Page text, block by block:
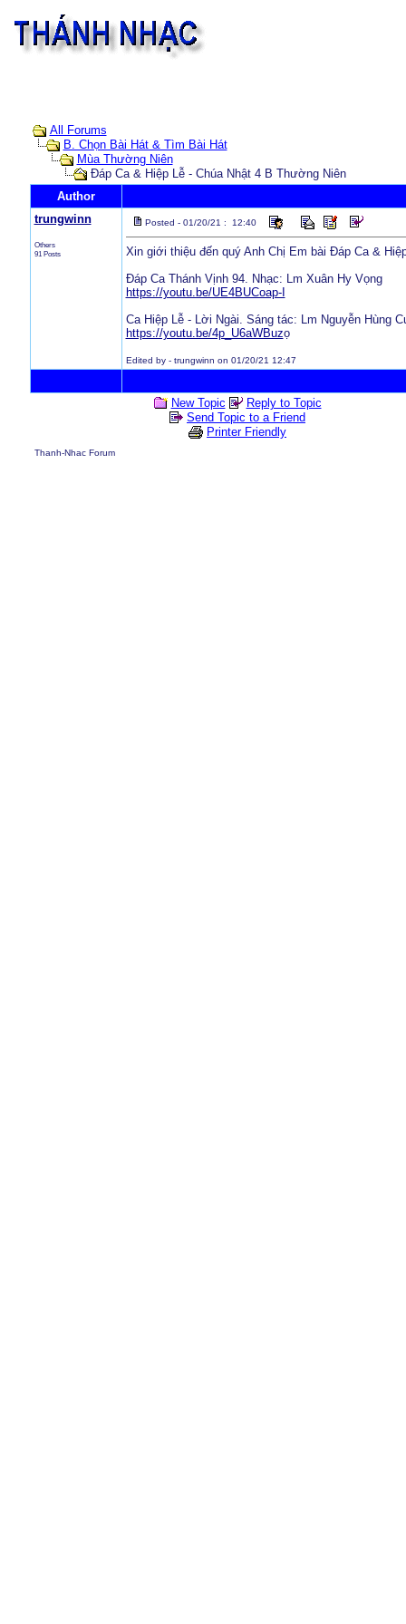
All Forums
B. Chọn Bài Hát & Tìm Bài Hát
Mùa Thường Niên
Đáp Ca & Hiệp Lễ - Chúa Nhật 4 B Thường Niên
Author
trungwinn
Others
91 Posts
Posted - 01/20/21 : 12:40
Xin giới thiệu đến quý Anh Chị Em bài Đáp Ca &
Đáp Ca Thánh Vịnh 94. Nhạc: Lm Xuân Hy Vọng
https://youtu.be/UE4BUCoap-I
Ca Hiệp Lễ - Lời Ngài. Sáng tác: Lm Nguyễn Hùng
https://youtu.be/4p_U6aWBuzọ
Edited by - trungwinn on 01/20/21 12:47
New Topic
Reply to Topic
Send Topic to a Friend
Printer Friendly
Thanh-Nhac Forum